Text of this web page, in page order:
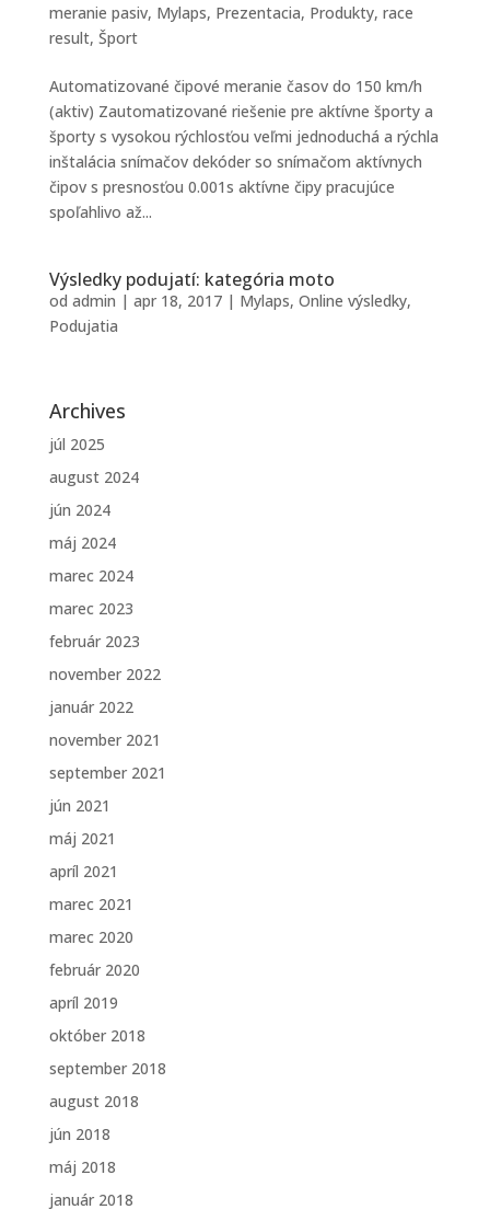
meranie pasiv, Mylaps, Prezentacia, Produkty, race
result, Šport
Automatizované čipové meranie časov do 150 km/h
(aktiv) Zautomatizované riešenie pre aktívne športy a
športy s vysokou rýchlosťou veľmi jednoduchá a rýchla
inštalácia snímačov dekóder so snímačom aktívnych
čipov s presnosťou 0.001s aktívne čipy pracujúce
spoľahlivo až...
Výsledky podujatí: kategória moto
od admin | apr 18, 2017| Mylaps, Online výsledky,
Podujatia
Archives
júl 2025
august 2024
jún 2024
máj 2024
marec 2024
marec 2023
február 2023
november 2022
január 2022
november 2021
september 2021
jún 2021
máj 2021
apríl 2021
marec 2021
marec 2020
február 2020
apríl 2019
október 2018
september 2018
august 2018
jún 2018
máj 2018
január 2018